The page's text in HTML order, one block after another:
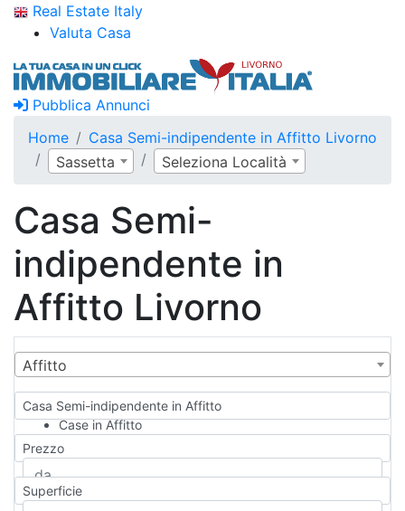
Real Estate Italy
Valuta Casa
Pubblica Annunci
Home
Casa Semi-indipendente in Affitto Livorno
Sassetta
Seleziona Località
Casa Semi-
indipendente in
Affitto Livorno
Affitto
Casa Semi-indipendente in Affitto
Case in Affitto
Qualsiasi
Appartamento
Casa indipendente
Casa Semi-indipendente
Prezzo
Superficie